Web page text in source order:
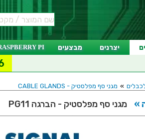
יצרנים מבצעים PI
» מגני סף מפלסטיק - CABLE GLANDS
» מגני סף מפלסטיק - הברגה PG11